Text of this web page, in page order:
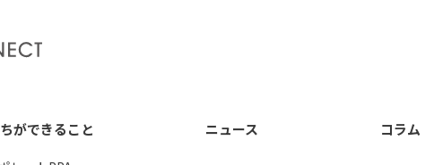
ができること ニュース コラム